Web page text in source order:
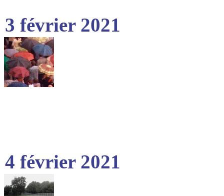
3 février 2021
4 février 2021